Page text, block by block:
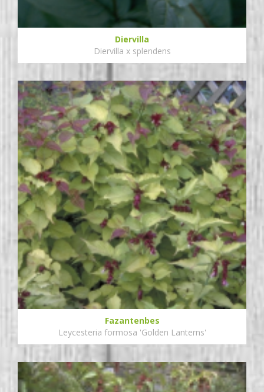
Diervilla
Diervilla x splendens
Fazantenbes
Leycesteria formosa 'Golden Lanterns'